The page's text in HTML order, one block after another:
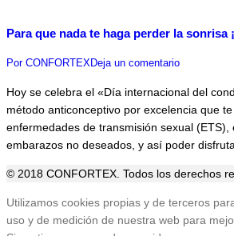
Para que nada te haga perder la sonrisa
Por CONFORTEX Deja un comentario
Hoy se celebra el «Día internacional del
método anticonceptivo por excelencia que
enfermedades de transmisión sexual (ETS),
embarazos no deseados, y así poder
© 2018 CONFORTEX. Todos los derechos
Ir
a
Utilizamos cookies propias y de terceros
uso y de medición de nuestra web para